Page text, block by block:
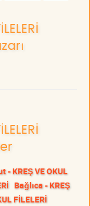
- KREŞ VE OKUL
Bağlıca - KREŞ
FİLELERİ